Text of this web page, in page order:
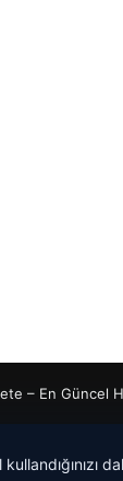
– En Güncel